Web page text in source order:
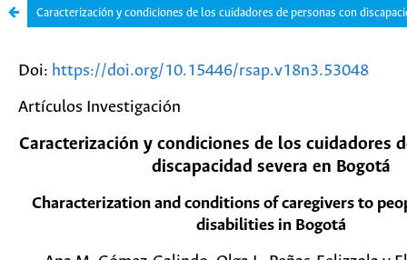
Caracterización y condiciones de los cuidadores de personas con